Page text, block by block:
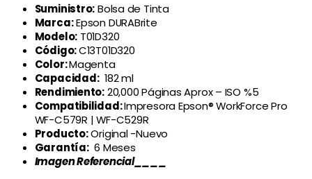
Suministro:Bolsa de Tinta
Marca:Epson DURABrite
Modelo: T01D320
Código:C13T01D320
Color:Magenta
Capacidad:182 ml
Rendimiento:20,000 Páginas Aprox – ISO %5
Compatibilidad:Impresora Epson® WorkForce Pro
WF-C579R | WF-C529R
Producto:Original -Nuevo
Garantía:6 Meses
Imagen Referencial____